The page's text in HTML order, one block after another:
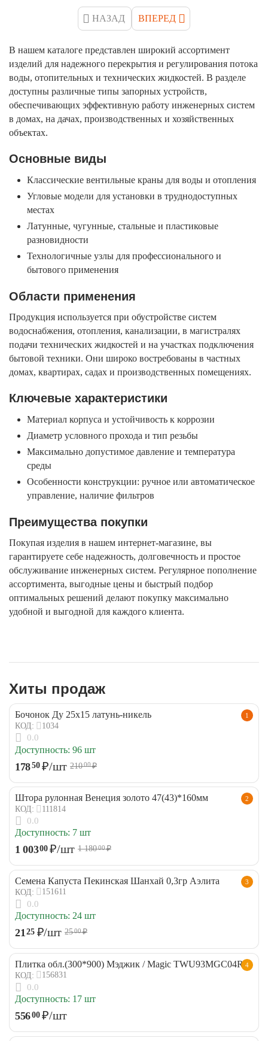
В нашем каталоге представлен широкий ассортимент
изделий для надежного перекрытия и регулирования потока
воды, отопительных и технических жидкостей. В разделе
доступны различные типы запорных устройств,
обеспечивающих эффективную работу инженерных систем
в домах, на дачах, производственных и хозяйственных
объектах.
Основные виды
Классические вентильные краны для воды и отопления
Угловые модели для установки в труднодоступных
местах
Латунные, чугунные, стальные и пластиковые
разновидности
Технологичные узлы для профессионального и
бытового применения
Области применения
Продукция используется при обустройстве систем
водоснабжения, отопления, канализации, в магистралях
подачи технических жидкостей и на участках подключения
бытовой техники. Они широко востребованы в частных
домах, квартирах, садах и производственных помещениях.
Ключевые характеристики
Материал корпуса и устойчивость к коррозии
Диаметр условного прохода и тип резьбы
Максимально допустимое давление и температура
среды
Особенности конструкции: ручное или автоматическое
управление, наличие фильтров
Преимущества покупки
Покупая изделия в нашем интернет-магазине, вы
гарантируете себе надежность, долговечность и простое
обслуживание инженерных систем. Регулярное пополнение
ассортимента, выгодные цены и быстрый подбор
оптимальных решений делают покупку максимально
удобной и выгодной для каждого клиента.
НАЗАД ВПЕРЕД
Хиты продаж
1
Бочонок Ду 25х15 латунь-никель
КОД: 1034
0.0
Доступность: 96 шт
17850 ₽/шт 210 00 ₽
2
Штора рулонная Венеция золото 47(43)*160мм
КОД: 111814
0.0
Доступность: 7 шт
1 00300 ₽/шт 1 18000₽
3
Семена Капуста Пекинская Шанхай 0,3гр Аэлита
КОД: 151611
0.0
Доступность: 24 шт
2125 ₽/шт 2500₽
4
Плитка обл.(300*900) Мэджик / Magic TWU93MGC04R
КОД: 156831
0.0
Доступность: 17 шт
55600 ₽/шт